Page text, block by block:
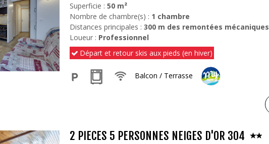
Superficie : 50 m²
Nombre de chambre(s) : 1 chambre
Distances principales : 300 m des remontées mécaniques
Loueur : Professionnel
Départ et retour skis aux pieds (en hiver)
Balcon / Terrasse
2 PIECES 5 PERSONNES NEIGES D'OR 304